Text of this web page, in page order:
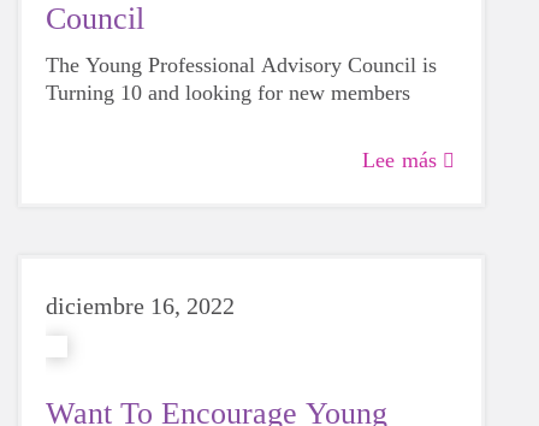
Council
The Young Professional Advisory Council is
Turning 10 and looking for new members
Lee más
diciembre 16, 2022
Want To Encourage Young